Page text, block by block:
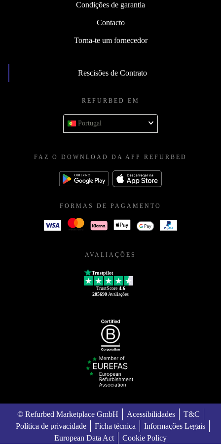
Condições de garantia
Contacto
Torna-te um fornecedor
Rescisões de Contrato
REFURBED EM
Portugal
FAZ O DOWNLOAD DA APP REFURBED
FORMAS DE PAGAMENTO
AVALIAÇÕES
Trustpilot
TrustScore 4.6
205690 Avaliações
© Refurbed Marketplace GmbH Acessibilidades
T&C
Política de privacidade
Ficha técnica
Informações Legais
European Data Act
Cookie Policy